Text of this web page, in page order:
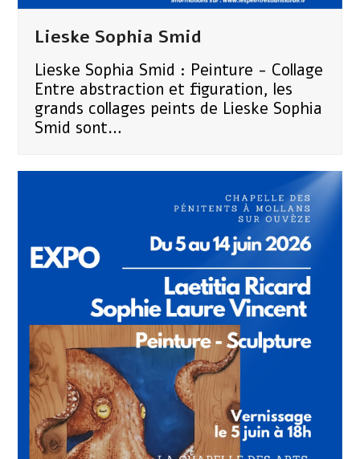
Lieske Sophia Smid
Lieske Sophia Smid : Peinture - Collage
Entre abstraction et figuration, les
grands collages peints de Lieske Sophia
Smid sont…